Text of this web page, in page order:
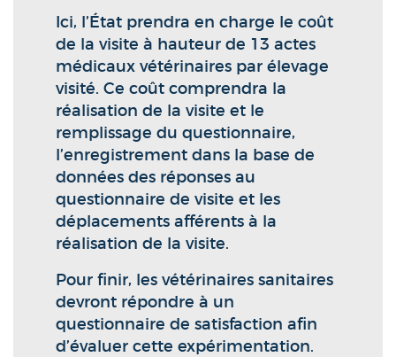
Ici, l’État prendra en charge le coût
de la visite à hauteur de 13 actes
médicaux vétérinaires par élevage
visité. Ce coût comprendra la
réalisation de la visite et le
remplissage du questionnaire,
l’enregistrement dans la base de
données des réponses au
questionnaire de visite et les
déplacements afférents à la
réalisation de la visite.
Pour finir, les vétérinaires sanitaires
devront répondre à un
questionnaire de satisfaction afin
d’évaluer cette expérimentation.